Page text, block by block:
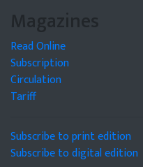
Magazines
Read Online
Subscription
Circulation
Tariff
Subscribe to print edition
Subscribe to digital edition